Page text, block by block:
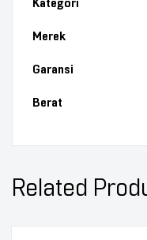
Kategori
Merek
Garansi
Berat
Related